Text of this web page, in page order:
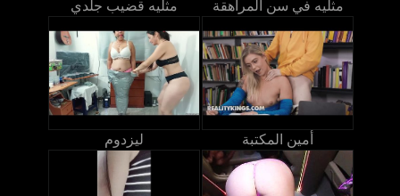
مثليه قضيب جلدي مثليه في سن المراهقة
ليزدوم أمين المكتبة